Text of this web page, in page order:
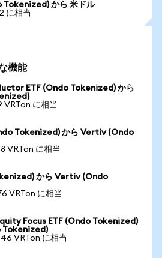
から 米ドル
に相当
機能
ETF (Ondo Tokenized) から
VRTon に相当
Tokenized) から Vertiv (Ondo
VRTon に相当
から Vertiv (Ondo
VRTon に相当
Focus ETF (Ondo Tokenized)
Tokenized)
VRTon に相当